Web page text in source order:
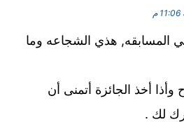
المسابقه, هذي الشجاعه وما
وأذا أخذ الجائزة أتمنى أن
لك .